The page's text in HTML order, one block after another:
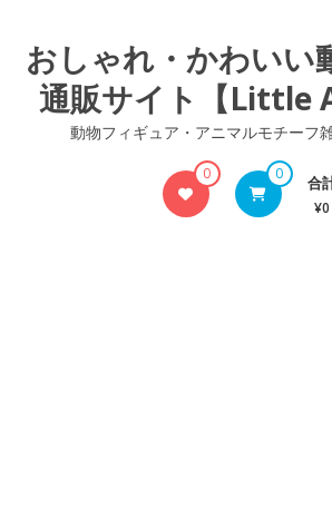
おしゃれ・かわいい
通販サイト【Little
動物フィギュア・アニマルモチーフ
0 0 合
¥0